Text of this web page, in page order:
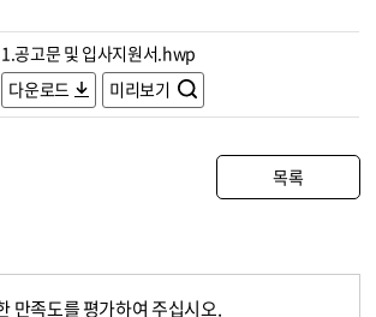
1.공고문 및 입사지원서.hwp
다운로드
미리보기
목록
만족도를 평가하여 주십시오.